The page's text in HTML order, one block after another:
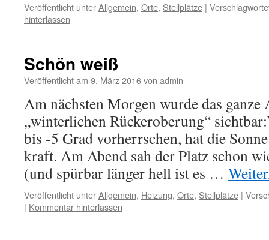
Veröffentlicht unterAllgemein, Orte, Stellplätze |
hinterlassen
Schön weiß
Veröffentlicht am 9. März 2016von admin
Am nächsten Morgen wurde das ganze
„winterlichen Rückeroberung“
bis -5 Grad vorherrschen, hat die
kraft. Am Abend sah der Platz schon
(und spürbar länger hell ist es …
Veröffentlicht unterAllgemein, Heizung, Orte, Stellplätze |
| Kommentar hinterlassen